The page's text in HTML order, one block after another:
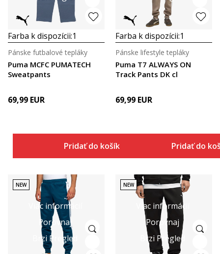
Farba k dispozícii:1
Puma MCFC PUMATECH
Sweatpants
Pánske futbalové tepláky
69,99 EUR
Pridať do košíka
Farba k dispozícii:1
Puma T7 ALWAYS ON
Track Pants DK cl
Pánske lifestyle tepláky
69,99 EUR
Pridať do
Viac informácií
Porovnaj
Brzi Pregled
NEW
Viac informácií
Porovnaj
Brzi Pregled
NEW